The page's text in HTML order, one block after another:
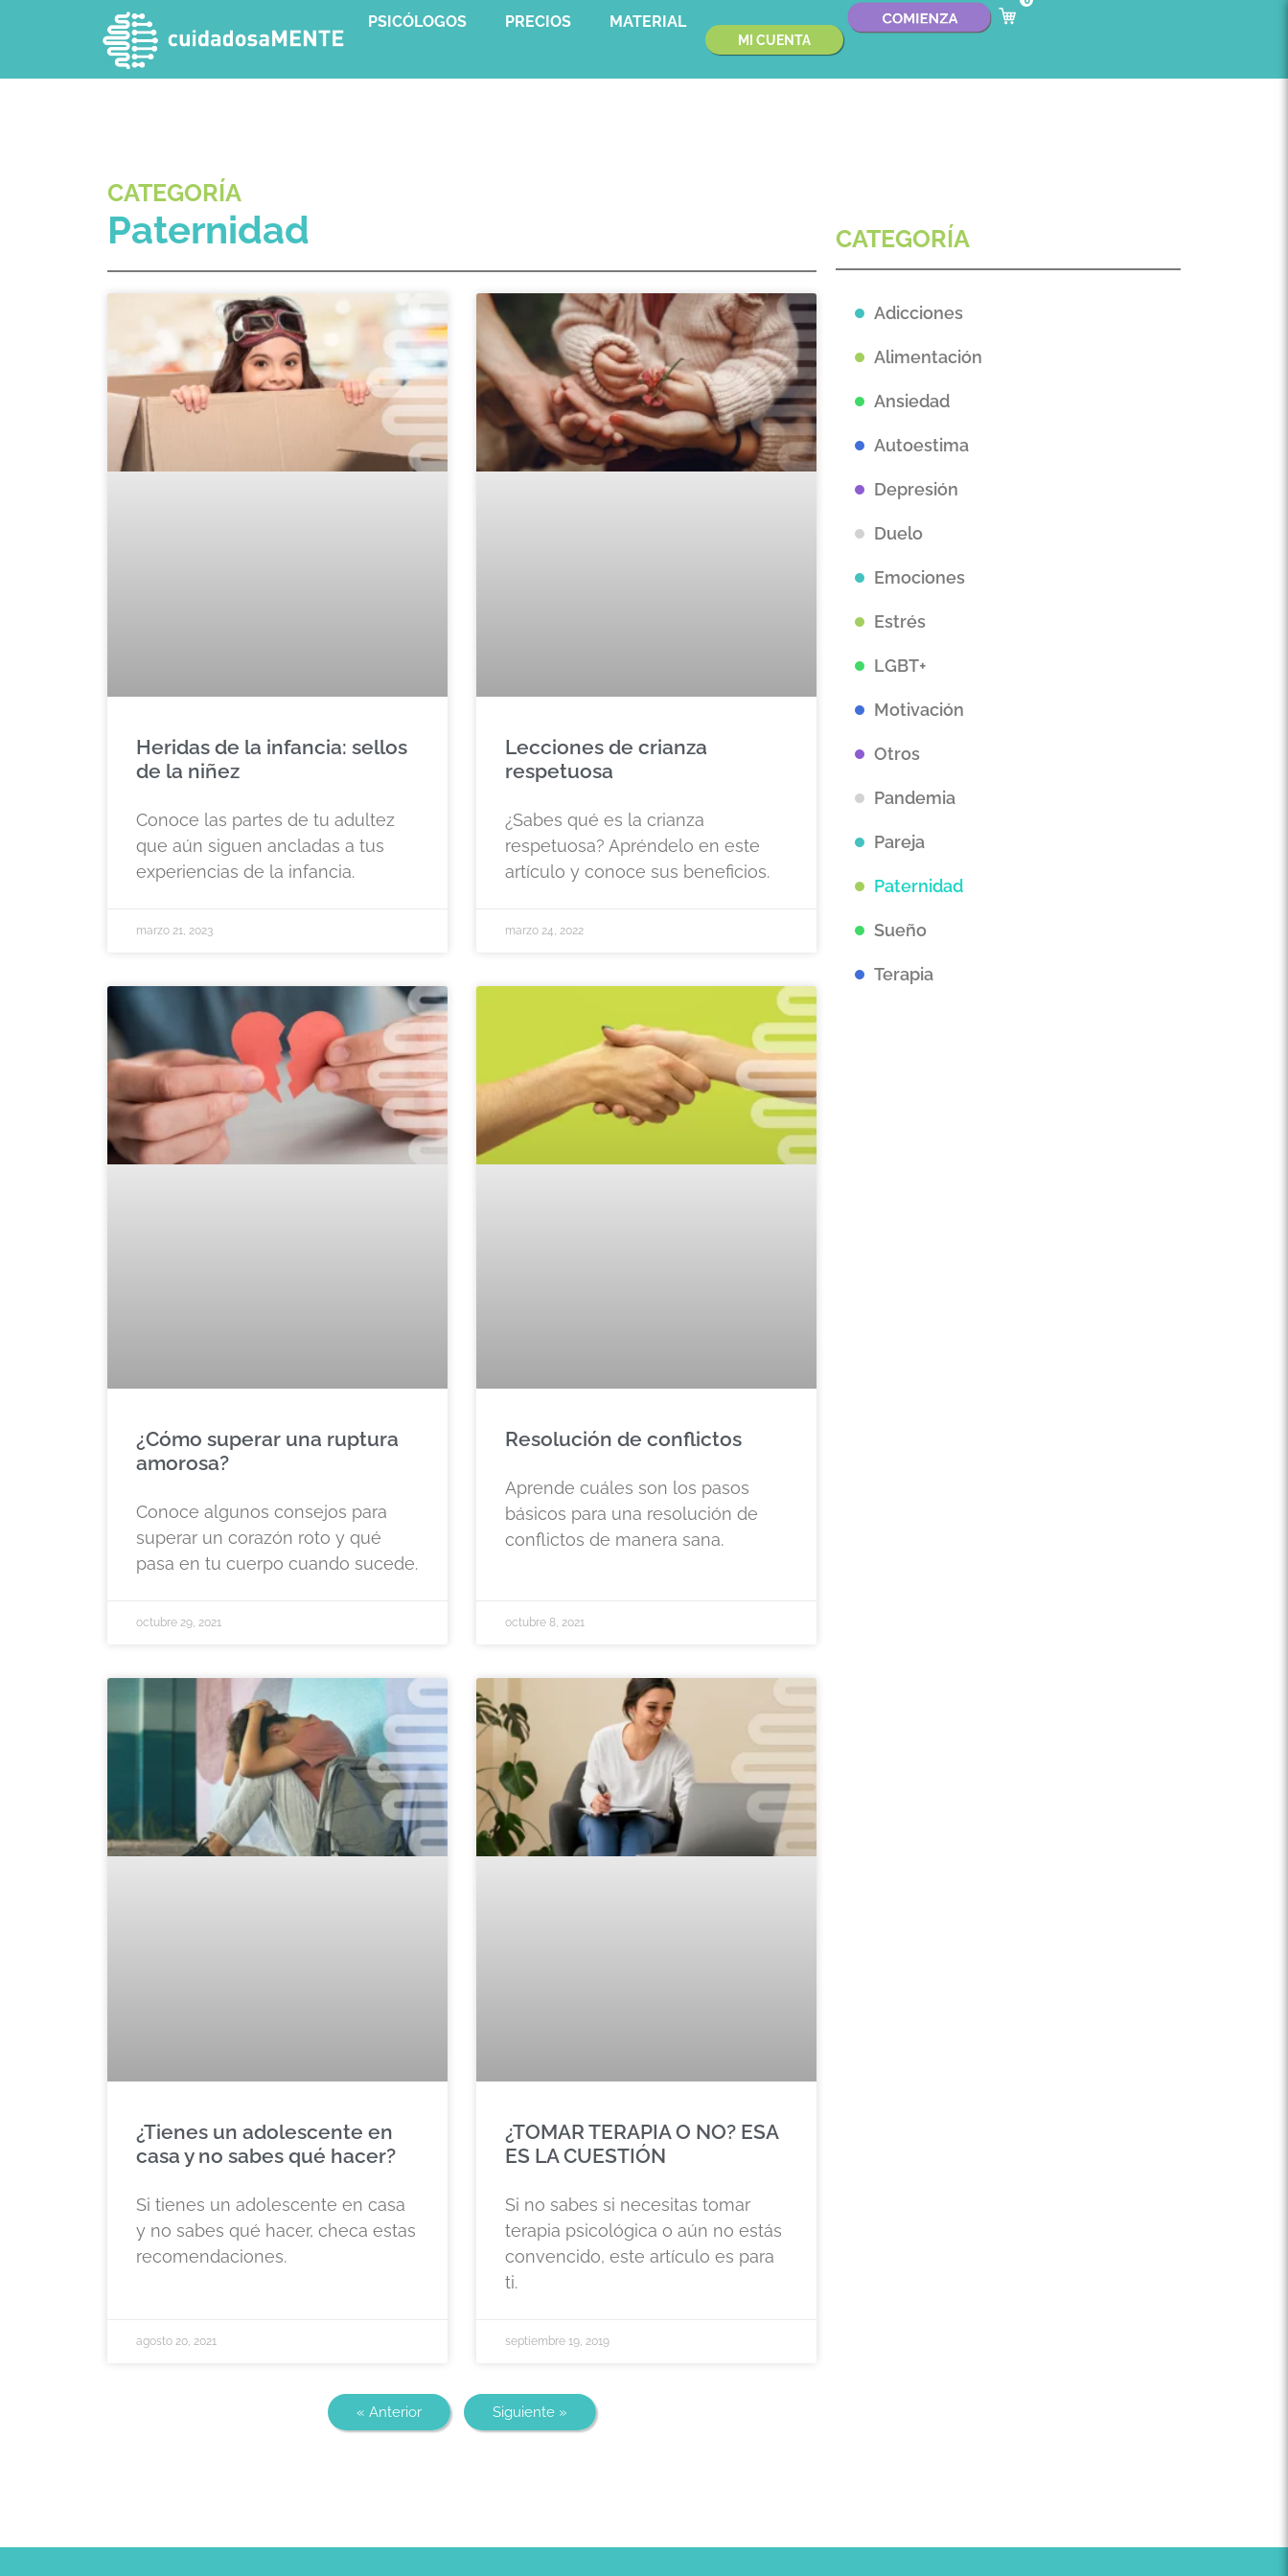
PSICÓLOGOS PRECIOS MATERIAL
MI CUENTA
CATEGORÍA
Paternidad
Heridas de la infancia: sellos
de la niñez
Conoce las partes de tu adultez
que aún siguen ancladas a tus
experiencias de la infancia.
marzo 21, 2023
Lecciones de crianza
respetuosa
¿Sabes qué es la crianza
respetuosa? Apréndelo en este
artículo y conoce sus beneficios.
marzo 24, 2022
¿Cómo superar una ruptura
amorosa?
Conoce algunos consejos para
superar un corazón roto y qué
pasa en tu cuerpo cuando sucede.
octubre 29, 2021
Resolución de conflictos
Aprende cuáles son los pasos
básicos para una resolución de
conflictos de manera sana.
octubre 8, 2021
¿Tienes un adolescente en
casa y no sabes qué hacer?
Si tienes un adolescente en casa
y no sabes qué hacer, checa estas
recomendaciones.
agosto 20, 2021
¿TOMAR TERAPIA O NO? ESA
ES LA CUESTIÓN
Si no sabes si necesitas tomar
terapia psicológica o aún no estás
convencido, este artículo es para
ti.
septiembre 19, 2019
« Anterior Siguiente »
CATEGORÍA
Adicciones
Alimentación
Ansiedad
Autoestima
Depresión
Duelo
Emociones
Estrés
LGBT+
Motivación
Otros
Pandemia
Pareja
Paternidad
Sueño
Terapia